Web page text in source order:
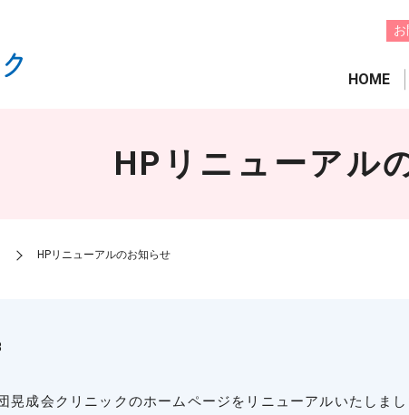
HOME
HPリニューアル
HPリニューアルのお知らせ
晃成会クリニックのホームページをリニューアルいたしまし